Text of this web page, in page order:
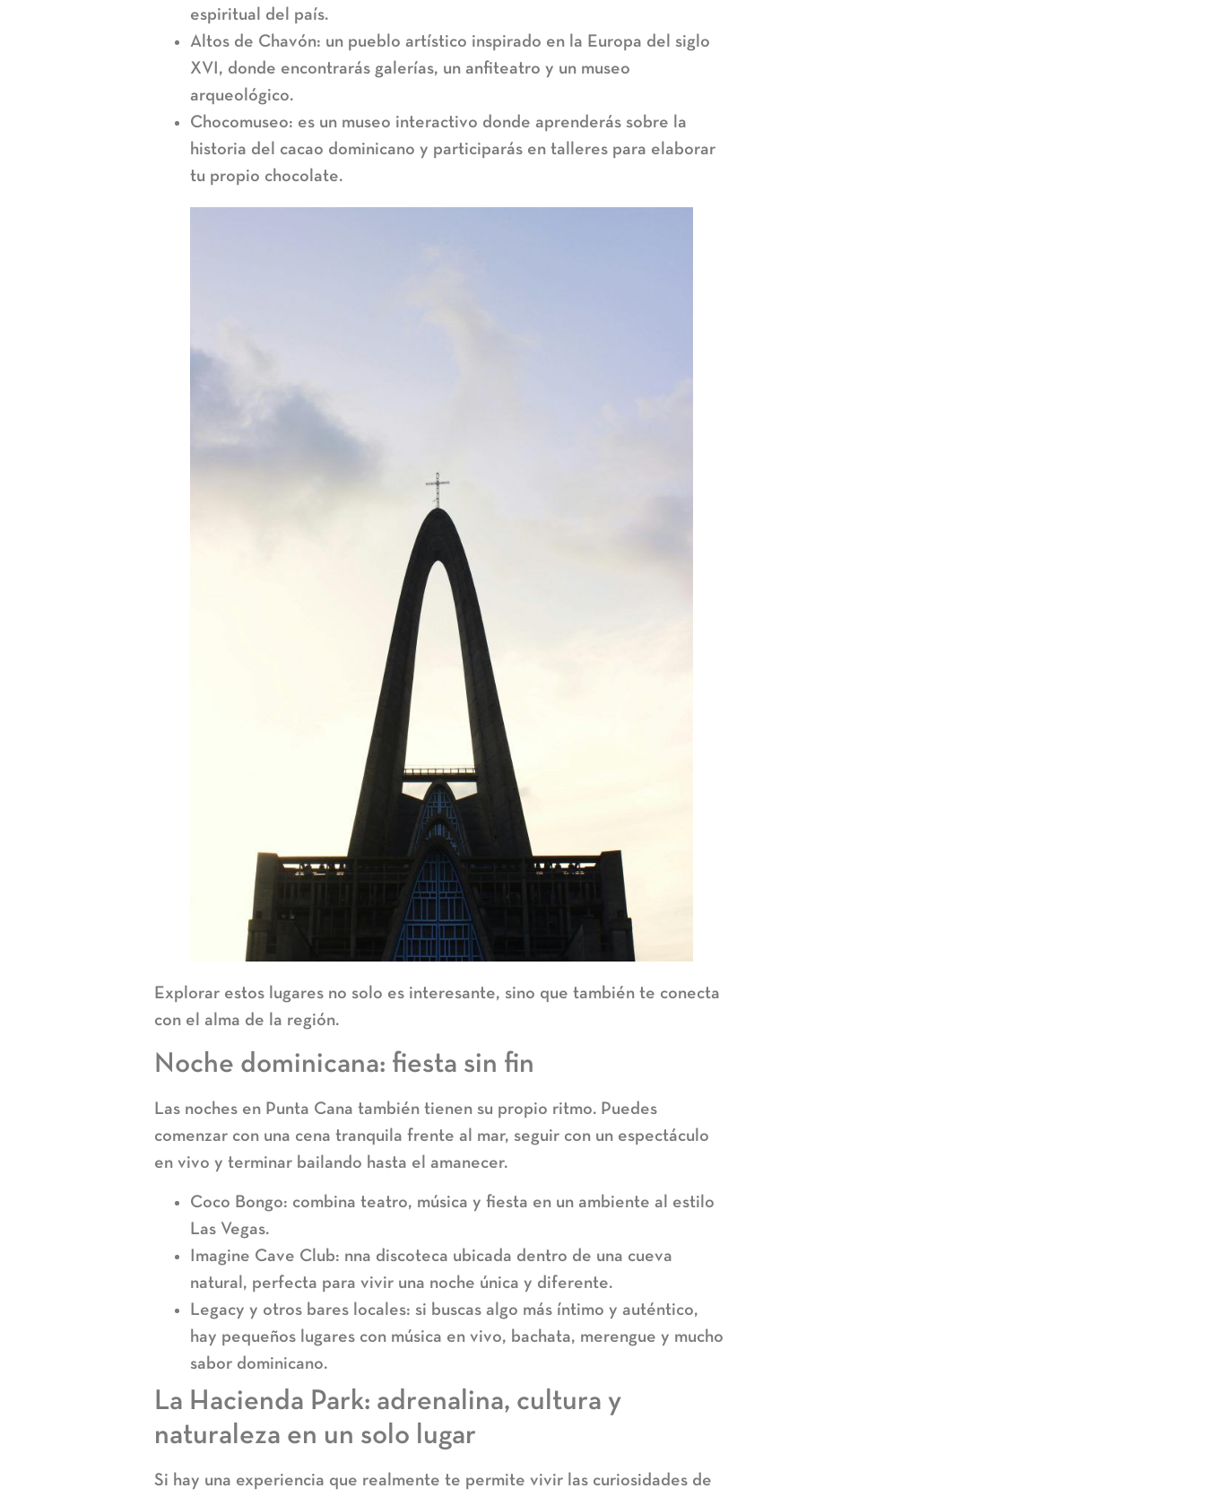
espiritual del país.
Altos de Chavón: un pueblo artístico inspirado en la Europa del siglo
XVI, donde encontrarás galerías, un anfiteatro y un museo
arqueológico.
Chocomuseo: es un museo interactivo donde aprenderás sobre la
historia del cacao dominicano y participarás en talleres para elaborar
tu propio chocolate.
Explorar estos lugares no solo es interesante, sino que también te conecta
con el alma de la región.
Noche dominicana: fiesta sin fin
Las noches en Punta Cana también tienen su propio ritmo. Puedes
comenzar con una cena tranquila frente al mar, seguir con un espectáculo
en vivo y terminar bailando hasta el amanecer.
Coco Bongo: combina teatro, música y fiesta en un ambiente al estilo
Las Vegas.
Imagine Cave Club: nna discoteca ubicada dentro de una cueva
natural, perfecta para vivir una noche única y diferente.
Legacy y otros bares locales: si buscas algo más íntimo y auténtico,
hay pequeños lugares con música en vivo, bachata, merengue y mucho
sabor dominicano.
La Hacienda Park: adrenalina, cultura y
naturaleza en un solo lugar
Si hay una experiencia que realmente te permite vivir las curiosidades de